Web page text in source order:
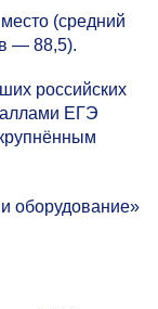
(средний
— 88,5).
российских
ЕГЭ
оборудование»